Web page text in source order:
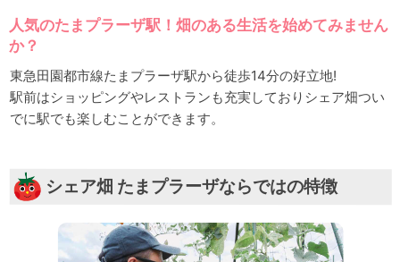
人気のたまプラーザ駅！畑のある生活を始めてみません
か？
東急田園都市線たまプラーザ駅から徒歩14分の好立地!
駅前はショッピングやレストランも充実しておりシェア畑つい
でに駅でも楽しむことができます。
シェア畑 たまプラーザならではの特徴